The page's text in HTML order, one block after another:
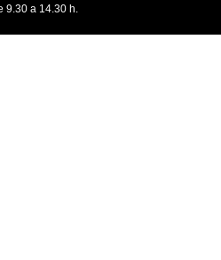
9.30 a 14.30 h.